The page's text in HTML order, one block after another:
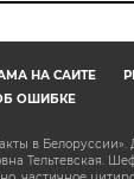
НА САЙТЕ
ОШИБКЕ
в Белоруссии».
Тельтевская.